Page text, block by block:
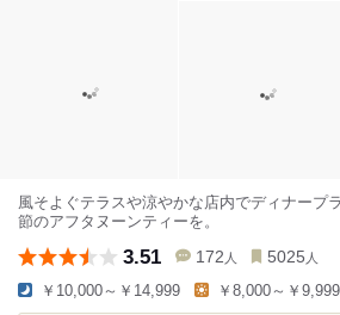
風そよぐテラスや涼やかな店内でディナープ
節のアフタヌーンティーを。
3.51 172 人 5025 人
￥10,000～￥14,999 ￥8,000～￥9,999